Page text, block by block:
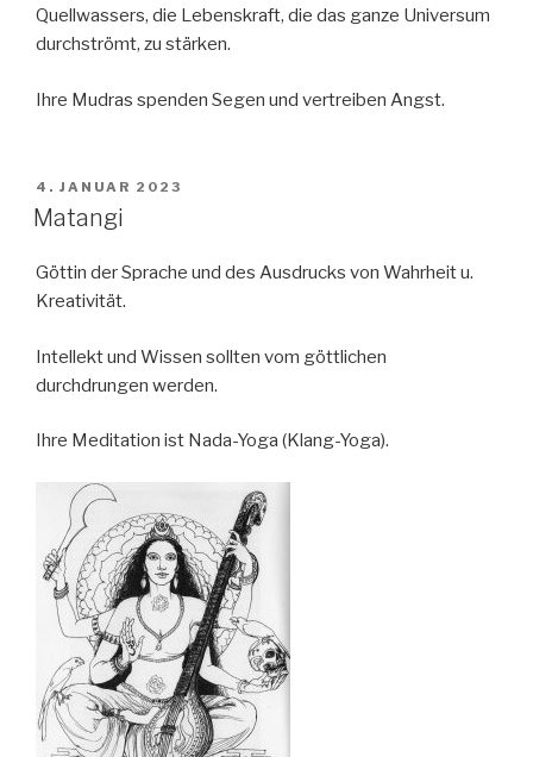
Quellwassers, die Lebenskraft, die das ganze Universum
durchströmt, zu stärken.
Ihre Mudras spenden Segen und vertreiben Angst.
VERÖFFENTLICHT
AM
4. JANUAR 2023
Matangi
Göttin der Sprache und des Ausdrucks von Wahrheit u.
Kreativität.
Intellekt und Wissen sollten vom göttlichen
durchdrungen werden.
Ihre Meditation ist Nada-Yoga (Klang-Yoga).